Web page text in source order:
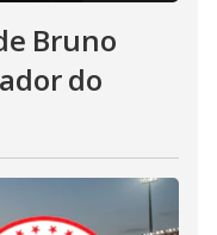
Bruno
do